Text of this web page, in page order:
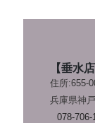
【垂水店
住所:655-
兵庫県神
078-706-